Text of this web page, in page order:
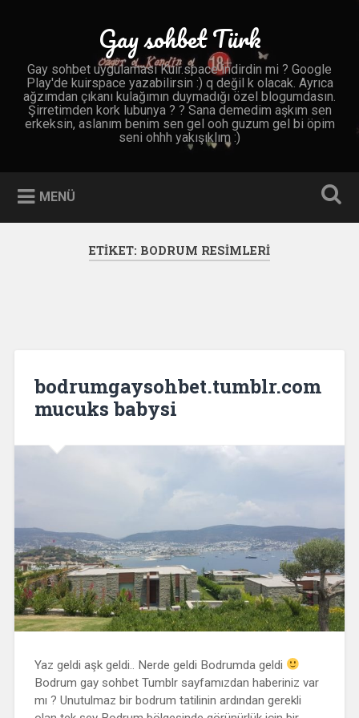
Gay sohbet Türk
Gay sohbet uygulaması Kuir.space indirdin mi ? Google
Play'de kuirspace yazabilirsin :) q değil k olacak. Ayrıca
ağzımdan çıkanı kulağımın duymadığı özel blogumdasın.
Şirretimden kork lubunya ? ? Sana demedim aşkım sen
erkeksin, aslanım benim sen gel ooh guzum gel bi öpim
seni ohhh yakışıklım :)
MENÜ
ETIKET: BODRUM RESIMLERI
bodrumgaysohbet.tumblr.com
mucuks babysi
Yaz geldi aşk geldi.. Nerde geldi Bodrumda geldi
Bodrum gay sohbet Tumblr sayfamızdan haberiniz var
mı ? Unutulmaz bir bodrum tatilinin ardından gerekli